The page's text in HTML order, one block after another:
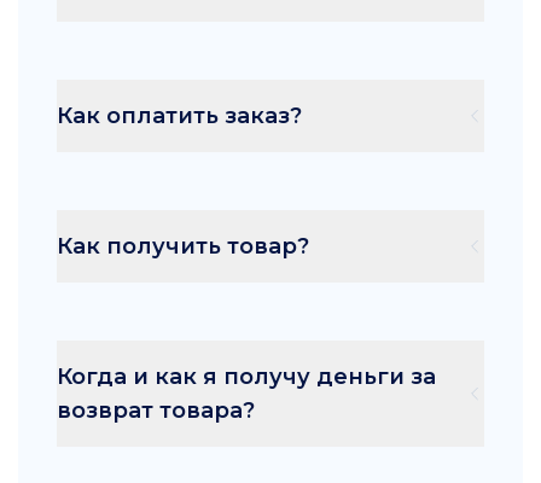
Как оплатить заказ?
Как получить товар?
Когда и как я получу деньги за
возврат товара?